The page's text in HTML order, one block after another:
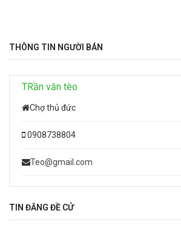
THÔNG TIN NGƯỜI BÁN
TRần văn tèo
Chợ thủ đức
0908738804
Teo@gmail.com
TIN ĐĂNG ĐỀ CỬ